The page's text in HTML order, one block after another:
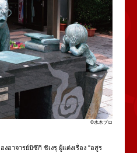
©水木プロ
อาจารย์มิซึกิ ชิเงรุ ผู้แต่งเรื่อง "อสูร